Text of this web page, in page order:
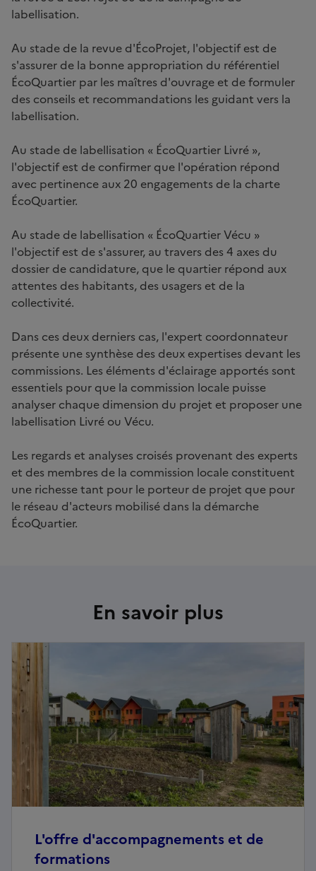
labellisation.
Au stade de la revue d'ÉcoProjet, l'objectif est de
s'assurer de la bonne appropriation du référentiel
ÉcoQuartier par les maîtres d'ouvrage et de formuler
des conseils et recommandations les guidant vers la
labellisation.
Au stade de labellisation « ÉcoQuartier Livré »,
l'objectif est de confirmer que l'opération répond
avec pertinence aux 20 engagements de la charte
ÉcoQuartier.
Au stade de labellisation « ÉcoQuartier Vécu »
l'objectif est de s'assurer, au travers des 4 axes du
dossier de candidature, que le quartier répond aux
attentes des habitants, des usagers et de la
collectivité.
Dans ces deux derniers cas, l'expert coordonnateur
présente une synthèse des deux expertises devant les
commissions. Les éléments d'éclairage apportés sont
essentiels pour que la commission locale puisse
analyser chaque dimension du projet et proposer une
labellisation Livré ou Vécu.
Les regards et analyses croisés provenant des experts
et des membres de la commission locale constituent
une richesse tant pour le porteur de projet que pour
le réseau d'acteurs mobilisé dans la démarche
ÉcoQuartier.
En savoir plus
L'offre d'accompagnements et de
formations